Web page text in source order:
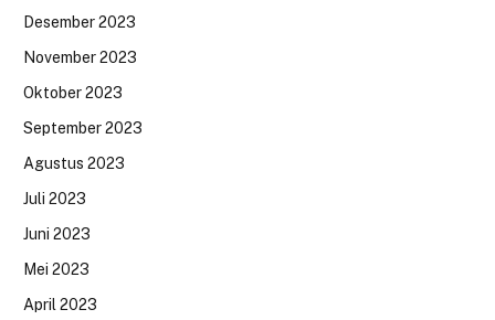
Desember 2023
November 2023
Oktober 2023
September 2023
Agustus 2023
Juli 2023
Juni 2023
Mei 2023
April 2023